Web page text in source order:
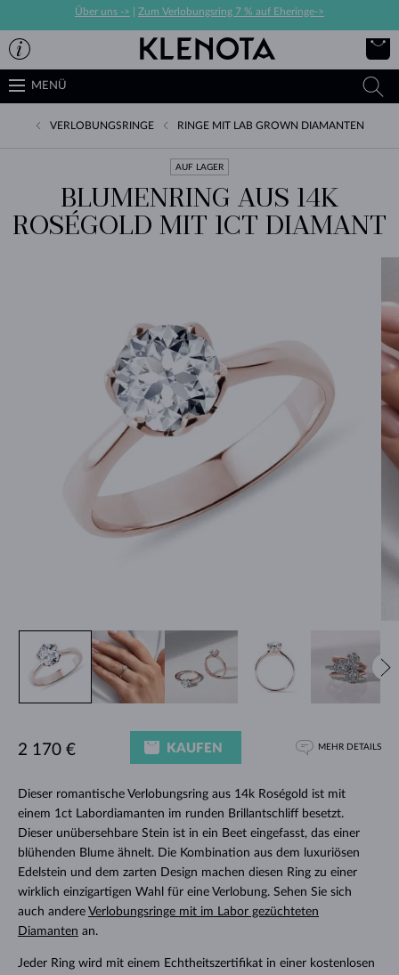
Über uns -> Zum Verlobungsring 7 % auf Eheringe->
MENÜ
VERLOBUNGSRINGE RINGE MIT LAB GROWN DIAMANTEN
AUF LAGER
BLUMENRING AUS 14K
ROSÉGOLD MIT 1CT DIAMANT
Dieser romantische Verlobungsring aus 14k Roségold ist mit
einem 1ct Labordiamanten im runden Brillantschliff besetzt.
Dieser unübersehbare Stein ist in ein Beet eingefasst, das einer
blühenden Blume ähnelt. Die Kombination aus dem luxuriösen
Edelstein und dem zarten Design machen diesen Ring zu einer
wirklich einzigartigen Wahl für eine Verlobung. Sehen Sie sich
auch andere Verlobungsringe mit im Labor gezüchteten
Diamanten an.
Jeder Ring wird mit einem Echtheitszertifikat in einer kostenlosen
2 170 € KAUFEN MEHR DETAILS